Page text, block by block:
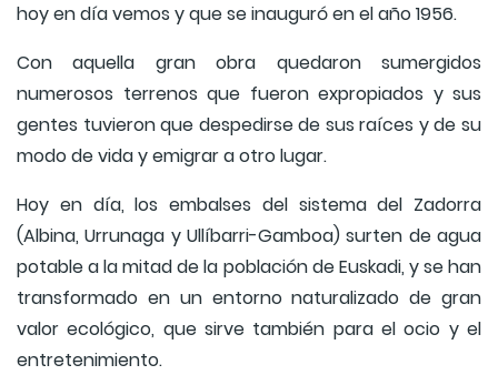
hoy en día vemos y que se inauguró en el año 1956.
Con aquella gran obra quedaron sumergidos
numerosos terrenos que fueron expropiados y sus
gentes tuvieron que despedirse de sus raíces y de su
modo de vida y emigrar a otro lugar.
Hoy en día, los embalses del sistema del Zadorra
(Albina, Urrunaga y Ullíbarri-Gamboa) surten de agua
potable a la mitad de la población de Euskadi, y se han
transformado en un entorno naturalizado de gran
valor ecológico, que sirve también para el ocio y el
entretenimiento.